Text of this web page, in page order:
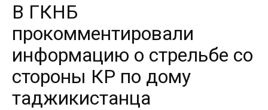
В ГКНБ
прокомментировали
информацию о стрельбе со
стороны КР по дому
таджикистанца